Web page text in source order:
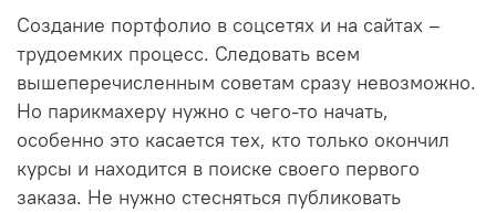
Создание портфолио в соцсетях и на сайтах –
трудоемких процесс. Следовать всем
вышеперечисленным советам сразу невозможно.
Но парикмахеру нужно с чего-то начать,
особенно это касается тех, кто только окончил
курсы и находится в поиске своего первого
заказа. Не нужно стесняться публиковать